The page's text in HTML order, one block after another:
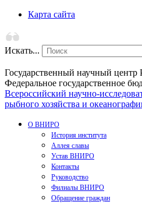
Карта сайта
Искать...
Государственный научный центр
Федеральное государственное
Всероссийский научно-
рыбного хозяйства и
О ВНИРО
История института
Аллея славы
Устав ВНИРО
Контакты
Руководство
Филиалы ВНИРО
Обращение граждан